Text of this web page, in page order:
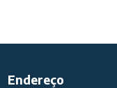
Endereço